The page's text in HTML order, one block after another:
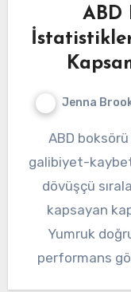
ABD
Jenna
ABD boksörü istatistiklerini analiz etmek,
galibiyet-
dövüşçü
kapsayan
Yumruk
performans